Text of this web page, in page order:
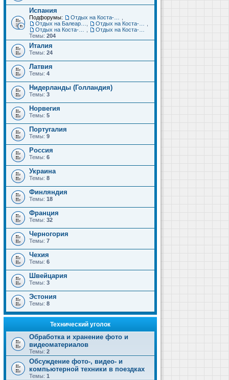
Испания
Подфорумы:
Темы: 204
Италия
Темы: 24
Латвия
Темы: 4
Нидерланды (Голландия)
Темы: 3
Норвегия
Темы: 5
Португалия
Темы: 9
Россия
Темы: 6
Украина
Темы: 8
Финляндия
Темы: 18
Франция
Темы: 32
Черногория
Темы: 7
Чехия
Темы: 6
Швейцария
Темы: 3
Эстония
Темы: 8
Технический уголок
Обработка и хранение фото и
видеоматериалов
Темы: 2
Обсуждение фото-, видео- и
компьютерной техники в поездках
Темы: 1